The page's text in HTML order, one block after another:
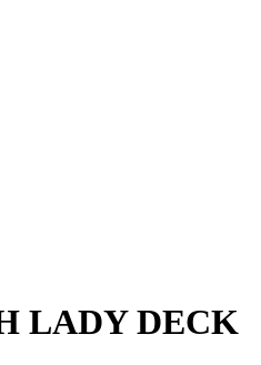
LADY DECK